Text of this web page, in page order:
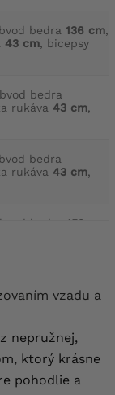
bedra 136 cm,
43 cm, bicepsy
bedra
rukáva 43 cm,
bedra
rukáva 43 cm,
bedra 152 cm
bedra
rukáva 44 cm,
bedra 162 cm
45 cm, bicepsy
nepružnej,
ktorý krásne
pohodlie a